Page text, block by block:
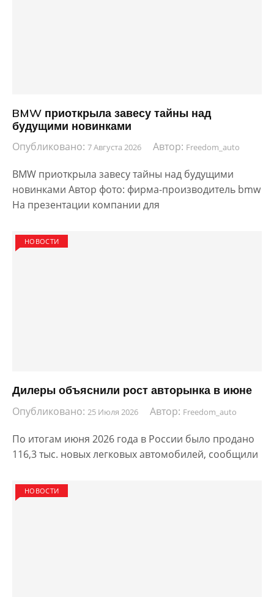
BMW приоткрыла завесу тайны над
будущими новинками
Опубликовано: 7 Августа 2026 Автор: Freedom_auto
BMW приоткрыла завесу тайны над будущими
новинками Автор фото: фирма-производитель bmw
На презентации компании для
НОВОСТИ
Дилеры объяснили рост авторынка в июне
Опубликовано: 25 Июля 2026 Автор: Freedom_auto
По итогам июня 2026 года в России было продано
116,3 тыс. новых легковых автомобилей, сообщили
НОВОСТИ